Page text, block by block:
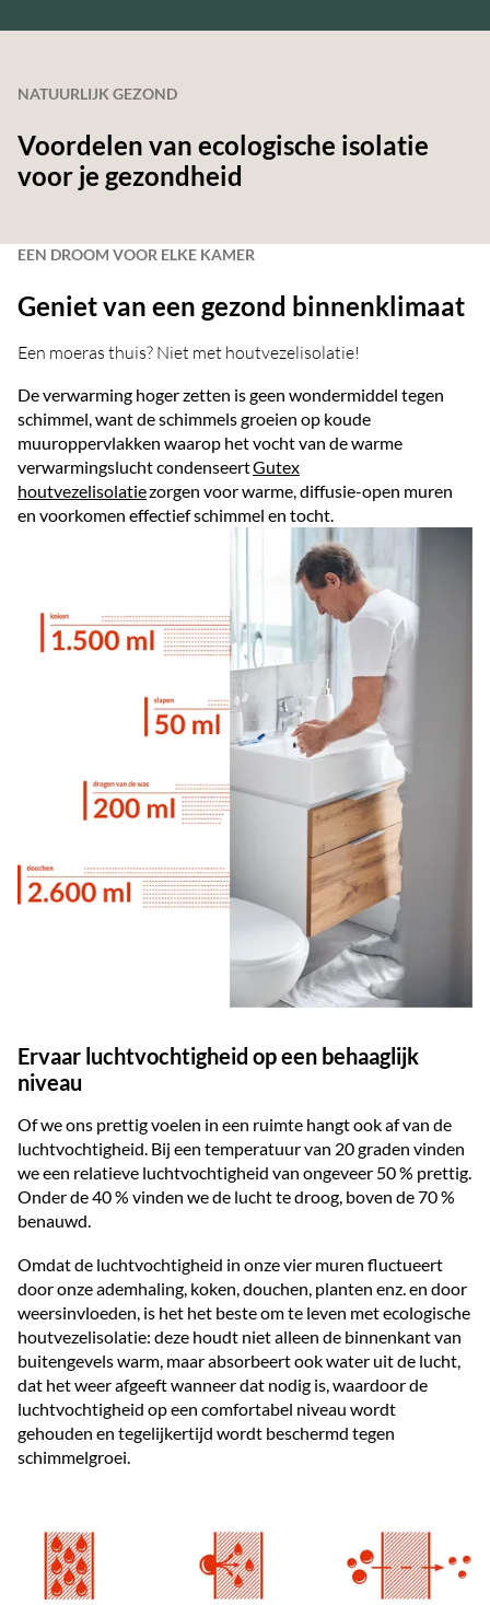
NATUURLIJK GEZOND
Voordelen van ecologische isolatie
voor je gezondheid
EEN DROOM VOOR ELKE KAMER
Geniet van een gezond binnenklimaat
Een moeras thuis? Niet met houtvezelisolatie!
De verwarming hoger zetten is geen wondermiddel tegen
schimmel, want de schimmels groeien op koude
muuroppervlakken waarop het vocht van de warme
verwarmingslucht condenseertGutex
houtvezelisolatiezorgen voor warme, diffusie-open muren
en voorkomen effectief schimmel en tocht.
Ervaar luchtvochtigheid op een behaaglijk
niveau
Of we ons prettig voelen in een ruimte hangt ook af van de
luchtvochtigheid. Bij een temperatuur van 20 graden vinden
we een relatieve luchtvochtigheid van ongeveer 50 % prettig.
Onder de 40 % vinden we de lucht te droog, boven de 70 %
benauwd.
Omdat de luchtvochtigheid in onze vier muren fluctueert
door onze ademhaling, koken, douchen, planten enz. en door
weersinvloeden, is het het beste om te leven met ecologische
houtvezelisolatie: deze houdt niet alleen de binnenkant van
buitengevels warm, maar absorbeert ook water uit de lucht,
dat het weer afgeeft wanneer dat nodig is, waardoor de
luchtvochtigheid op een comfortabel niveau wordt
gehouden en tegelijkertijd wordt beschermd tegen
schimmelgroei.